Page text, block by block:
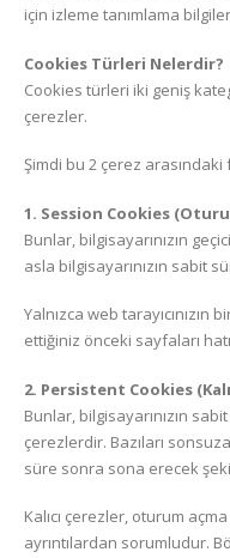
için izleme tanımlama
Cookies Türleri Nelerdir?
Cookies türleri iki geniş
çerezler.
Şimdi bu 2 çerez arasındaki
1. Session Cookies
Bunlar, bilgisayarınızın
asla bilgisayarınızın sabit
Yalnızca web
ettiğiniz önceki sayfaları
2. Persistent Cookies
Bunlar, bilgisayarınızın
çerezlerdir. Bazıları
süre sonra sona erecek
Kalıcı çerezler, oturum
ayrıntılardan sorumludur.